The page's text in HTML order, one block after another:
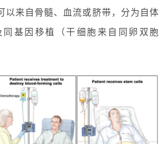
以来自骨髓、血流或脐带，分为自体
基因移植（干细胞来自同卵双胞